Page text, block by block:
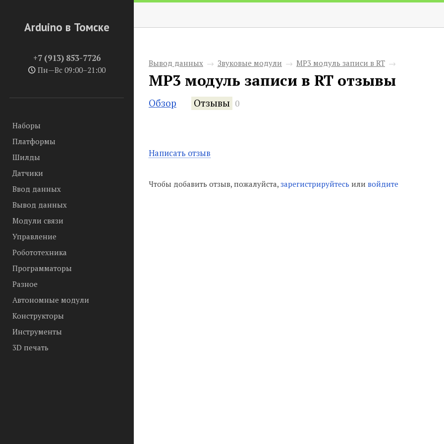
Arduino в Томске
+7 (913) 853-7726
Пн—Вс 09:00–21:00
Наборы
Платформы
Шилды
Датчики
Ввод данных
Вывод данных
Модули связи
Управление
Робототехника
Программаторы
Разное
Автономные модули
Конструкторы
Инструменты
3D печать
Вывод данных → Звуковые модули → MP3 модуль записи в RT →
MP3 модуль записи в RT отзывы
Обзор Отзывы 0
Написать отзыв
Чтобы добавить отзыв, пожалуйста, зарегистрируйтесь или войдите